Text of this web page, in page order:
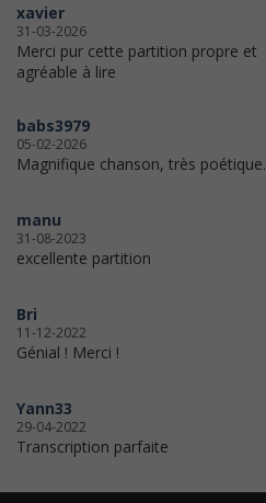
xavier
31-03-2026
Merci pur cette partition propre et
agréable à lire
babs3979
05-02-2026
Magnifique chanson, très poétique.
manu
31-08-2023
excellente partition
Bri
11-12-2022
Génial ! Merci !
Yann33
29-04-2022
Transcription parfaite